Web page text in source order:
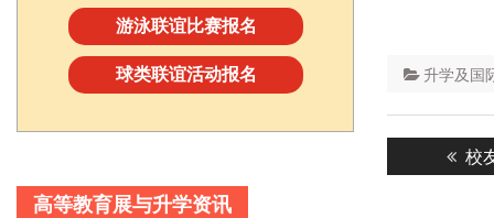
升学及国
Post
校
游泳联谊比赛报名
球类联谊活动报名
高等教育展与升学资讯